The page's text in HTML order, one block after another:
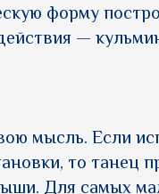
форму
—
мысль. Если
то танец